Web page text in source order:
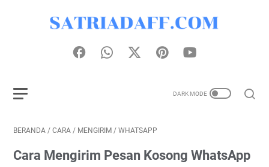
BERANDA / CARA / MENGIRIM / WHATSAPP
Cara Mengirim Pesan Kosong WhatsApp